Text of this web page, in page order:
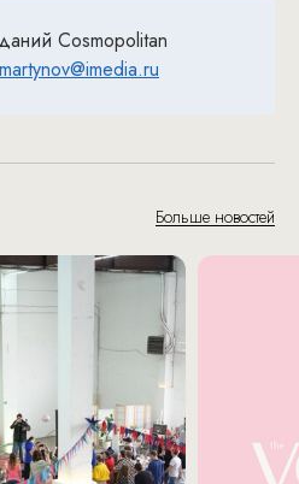
Cosmopolitan
Больше новостей